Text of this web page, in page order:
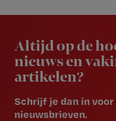
Altijd op de
nieuws en
artikelen?
Schrijf je dan in voor
nieuwsbrieven.